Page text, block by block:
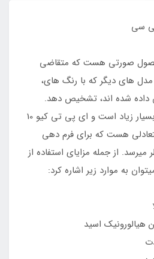
صورتی هست که متقاضی
مدل های دیگر که با رنگ های،
داده شده اند، تشخیص دهد.
شفافیت ژل درون بسته بسیار زیاد است و ای پی تی کیو 10
هست که برای فرم دهی
از جمله مزایای استفاده از
هیالورونیک اسید